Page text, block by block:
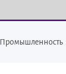
Промышленность